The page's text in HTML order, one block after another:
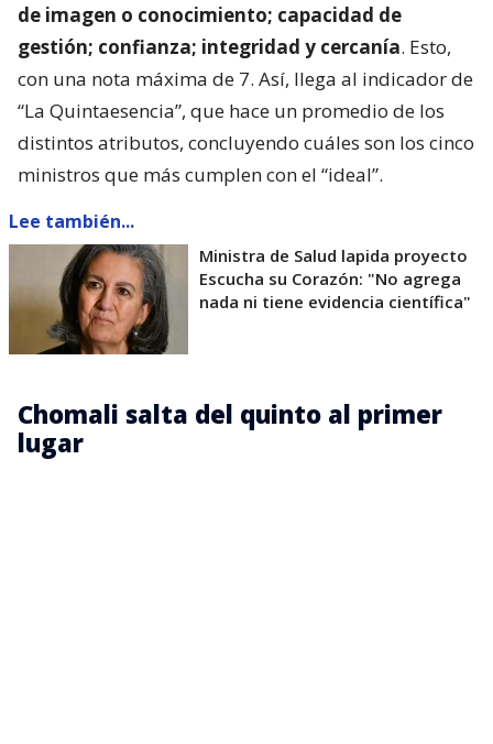
de imagen o conocimiento; capacidad de
gestión; confianza; integridad y cercanía. Esto,
con una nota máxima de 7. Así, llega al indicador de
“La Quintaesencia”, que hace un promedio de los
distintos atributos, concluyendo cuáles son los cinco
ministros que más cumplen con el “ideal”.
Lee también...
Ministra de Salud lapida proyecto
Escucha su Corazón: "No agrega
nada ni tiene evidencia científica"
Chomali salta del quinto al primer
lugar